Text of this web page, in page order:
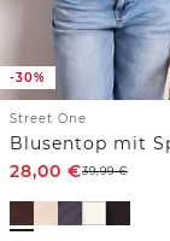
-30%
Street One
28,00 €39,99€